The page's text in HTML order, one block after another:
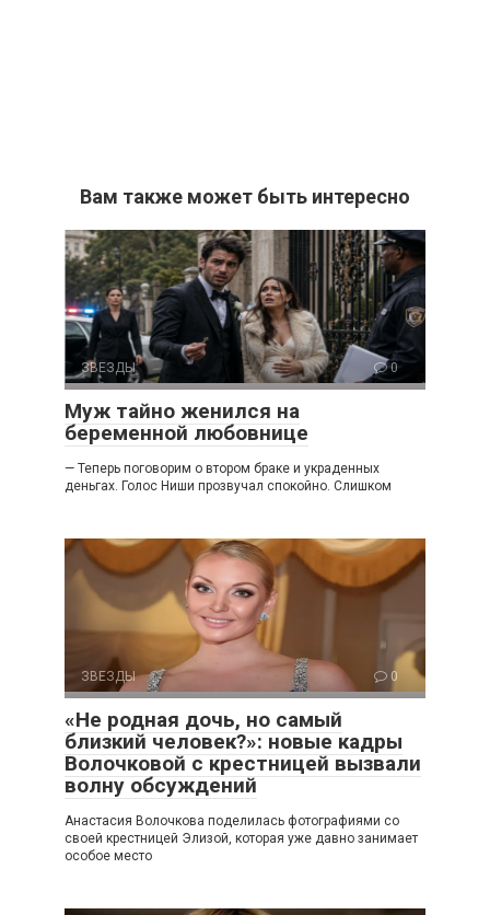
Вам также может быть интересно
ЗВЕЗДЫ 0
Муж тайно женился на
беременной любовнице
— Теперь поговорим о втором браке и украденных
деньгах. Голос Ниши прозвучал спокойно. Слишком
ЗВЕЗДЫ 0
«Не родная дочь, но самый
близкий человек?»: новые кадры
Волочковой с крестницей вызвали
волну обсуждений
Анастасия Волочкова поделилась фотографиями со
своей крестницей Элизой, которая уже давно занимает
особое место